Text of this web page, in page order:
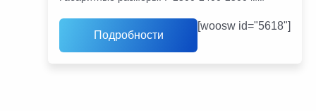
Подробности
[woosw id="5618"]